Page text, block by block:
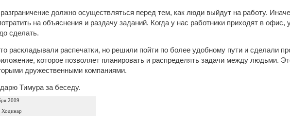
должно осуществляться перед тем, как люди выйдут на работу.
на объяснения и раздачу заданий. Когда у нас работники приходят в офис,
сделать.
раскладывали распечатки, но решили пойти по более удобному пути и сделали
которое позволяет планировать и распределять задачи между людьми.
дружественными компаниями.
Тимура за беседу.
2009
Ходинар